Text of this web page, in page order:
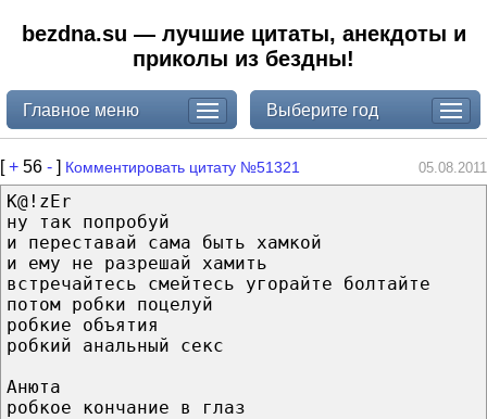
bezdna.su — лучшие цитаты, анекдоты и
приколы из бездны!
Главное меню Выберите год
[+ 56 - ] Комментировать цитату №51321 05.08.2011
K@!zEr
ну так попробуй
и переставай сама быть хамкой
и ему не разрешай хамить
встречайтесь смейтесь угорайте болтайте
потом робки поцелуй
робкие объятия
робкий анальный секс
Анюта
робкое кончание в глаз